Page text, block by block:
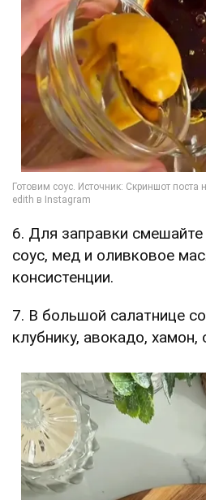
6. Для заправки смешайте
соус, мед и оливковое
консистенции.
7. В большой салатнице
клубнику, авокадо, хамон,